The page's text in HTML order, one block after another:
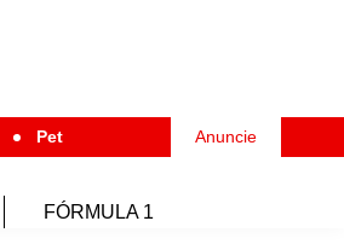
Pet Anuncie
FÓRMULA 1